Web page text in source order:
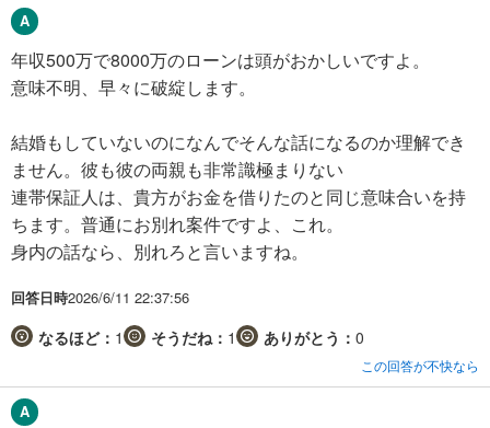
年収500万で8000万のローンは頭がおかしいですよ。
意味不明、早々に破綻します。
結婚もしていないのになんでそんな話になるのか理解でき
ません。彼も彼の両親も非常識極まりない
連帯保証人は、貴方がお金を借りたのと同じ意味合いを持
ちます。普通にお別れ案件ですよ、これ。
身内の話なら、別れろと言いますね。
回答日時2026/6/11 22:37:56
なるほど： 1 そうだね： 1 ありがとう： 0
この回答が不快なら